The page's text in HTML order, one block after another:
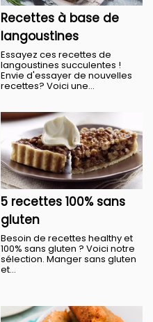
Recettes à base de
langoustines
Essayez ces recettes de
langoustines succulentes !
Envie d'essayer de nouvelles
recettes? Voici une...
5 recettes 100% sans
gluten
Besoin de recettes healthy et
100% sans gluten ? Voici notre
sélection. Manger sans gluten
et...